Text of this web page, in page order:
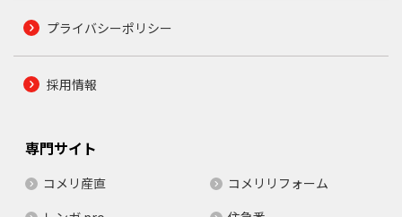
プライバシーポリシー
採用情報
専門サイト
コメリ産直
コメリリフォーム